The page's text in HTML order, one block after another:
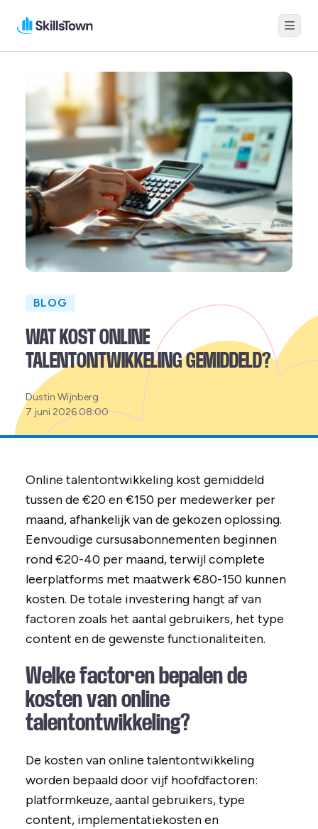
Menu
BLOG
WAT KOST ONLINE
TALENTONTWIKKELING GEMIDDELD?
Posted
by:
Dustin Wijnberg
7 juni 2026 08:00
Online talentontwikkeling kost gemiddeld
tussen de €20 en €150 per medewerker per
maand, afhankelijk van de gekozen oplossing.
Eenvoudige cursusabonnementen beginnen
rond €20-40 per maand, terwijl complete
leerplatforms met maatwerk €80-150 kunnen
kosten. De totale investering hangt af van
factoren zoals het aantal gebruikers, het type
content en de gewenste functionaliteiten.
Welke factoren bepalen de
kosten van online
talentontwikkeling?
De kosten van online talentontwikkeling
worden bepaald door vijf hoofdfactoren:
platformkeuze, aantal gebruikers, type
content, implementatiekosten en